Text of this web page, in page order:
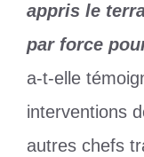
appris le
par force
a-t-elle
interventions
autres chefs